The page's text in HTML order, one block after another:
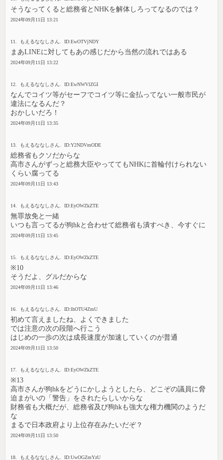
そうなってくると総務省とNHKを解体しろってなるのでは？
2024年09月11日 13:21
11. もえるななしさん. ID:EwOTVjNDY
まあLINEに対してもあの感じだから当然の流れではある
2024年09月11日 13:22
12. もえるななしさん. ID:EwNWVlZGI
なんでコイツ等がセーフでコイツ等に金払ってない一般市民が
違法になるんだ？
おかしいだろ！
2024年09月11日 13:35
13. もえるななしさん. ID:Y2NDVmODE
総務省もクソだからな
高市さんがずっと総務大臣やっててもNHKに首輪付けられない
くらい腐ってる
2024年09月11日 13:43
14. もえるななしさん. ID:EyOWZkZTE
無罪放免と一緒
いつも言ってるが狗hkと合わせて総務省も潰すべき、今すぐに
2024年09月11日 13:45
15. もえるななしさん. ID:EyOWZkZTE
※10
そうだよ、グルだからな
2024年09月11日 13:46
16. もえるななしさん. ID:lhOTU4ZmU
初めて言えましたね、よくできました
では注意の次の段階へ行こう
はじめの一歩の次は成長速度が加速していくのが普通
2024年09月11日 13:50
17. もえるななしさん. ID:EyOWZkZTE
※13
高市さんが狗hkをどうにかしようとしたら、どこぞの議員に脅
迫まがいの「警告」をされたらしいからな
財務省も大概だが、総務省及び狗hkも強大な権力機関のようだ
な
まるで日本政府より上位存在みたいだぞ？
2024年09月11日 13:50
18. もえるななしさん. ID:UwOGZmYzU